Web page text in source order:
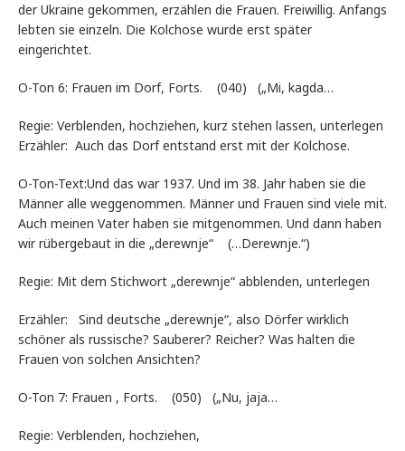
der Ukraine gekommen, erzählen die Frauen. Freiwillig. Anfangs
lebten sie einzeln. Die Kolchose wurde erst später
eingerichtet.
O-Ton 6: Frauen im Dorf, Forts. (040) („Mi, kagda…
Regie: Verblenden, hochziehen, kurz stehen lassen, unterlegen
Erzähler: Auch das Dorf entstand erst mit der Kolchose.
O-Ton-Text:Und das war 1937. Und im 38. Jahr haben sie die
Männer alle weggenommen. Männer und Frauen sind viele mit.
Auch meinen Vater haben sie mitgenommen. Und dann haben
wir rübergebaut in die „derewnje“ (…Derewnje.“)
Regie: Mit dem Stichwort „derewnje“ abblenden, unterlegen
Erzähler: Sind deutsche „derewnje“, also Dörfer wirklich
schöner als russische? Sauberer? Reicher? Was halten die
Frauen von solchen Ansichten?
O-Ton 7: Frauen , Forts. (050) („Nu, jaja…
Regie: Verblenden, hochziehen,